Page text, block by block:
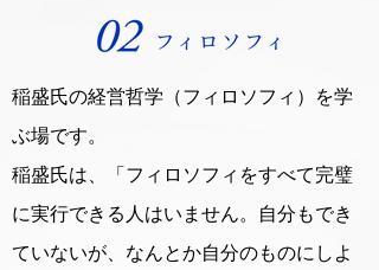
稲盛氏の経営哲学（フィロソフィ）を学
ぶ場です。
稲盛氏は、「フィロソフィをすべて完璧
に実行できる人はいません。自分もでき
ていないが、なんとか自分のものにしよ